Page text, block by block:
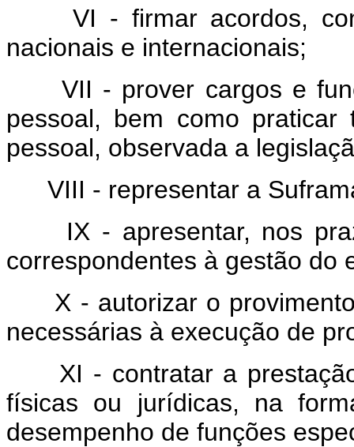
VI - firmar acordos,
nacionais e internacionais;
VII - prover cargos e
pessoal, bem como
pessoal, observada a
VIII - representar a
IX - apresentar, nos
correspondentes à gestão do
X - autorizar o
necessárias à execução de
XI - contratar a
físicas ou jurídicas, na
desempenho de funções